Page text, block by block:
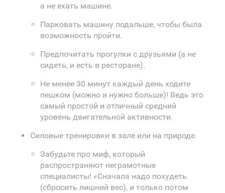
а не ехать машине.
Парковать машину подальше, чтобы была
возможность пройти.
Предпочитать прогулки с друзьями (а не
сидеть, и есть в ресторане).
Не менее 30 минут каждый день ходите
пешком (можно и нужно больше)! Ведь это
самый простой и отличный средний
уровень двигательной активности.
Силовые тренировки в зале или на природе.
Забудьте про миф, который
распространяют неграмотные
специалисты! «Сначала надо похудеть
(сбросить лишний вес), и только потом